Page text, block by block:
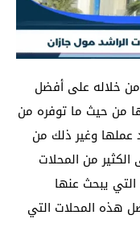
خلاله على أفضل
من حيث ما توفره من
عملها وغير ذلك من
من المحلات
التي يبحث عنها
هذه المحلات التي